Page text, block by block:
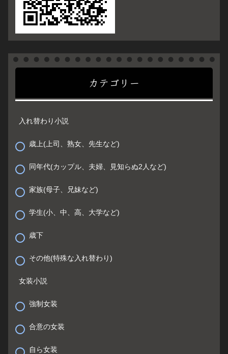
カテゴリー
入れ替わり小説
歳上(上司、熟女、先生など)
同年代(カップル、夫婦、見知らぬ2人など)
家族(母子、兄妹など)
学生(小、中、高、大学など)
歳下
その他(特殊な入れ替わり)
女装小説
強制女装
合意の女装
自ら女装